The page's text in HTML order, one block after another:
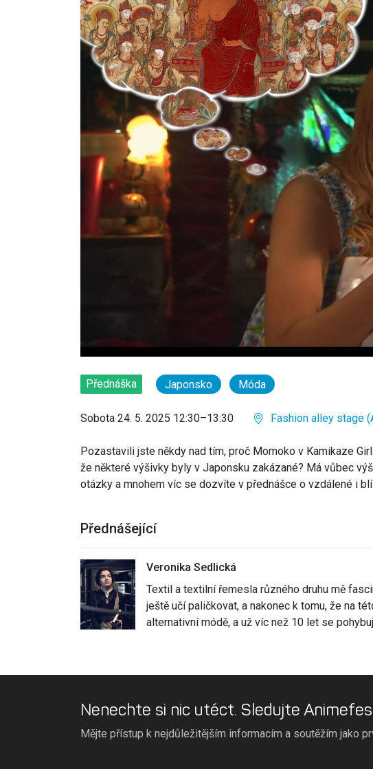
Přednáška Japonsko Móda
Sobota 24. 5. 2025 12:30–13:30 Fashion alley stage
Pozastavili jste někdy nad tím, proč Momoko v Kamikaze
že některé výšivky byly v Japonsku zakázané? Má vůbec
otázky a mnohem víc se dozvíte v přednášce o vzdálené i
Přednášející
Veronika Sedlická
Textil a textilní řemesla různého druhu mě
ještě učí paličkovat, a nakonec k tomu, že na
alternativní módě, a už víc než 10 let se
Nenechte si nic utéct. Sledujte
Mějte přístup k nejdůležitějším informacím a soutěžím jako